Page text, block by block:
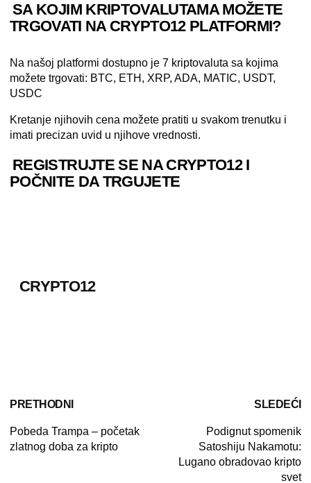
SA KOJIM KRIPTOVALUTAMA MOŽETE
TRGOVATI NA CRYPTO12 PLATFORMI?
Na našoj platformi dostupno je 7 kriptovaluta sa kojima
možete trgovati: BTC, ETH, XRP, ADA, MATIC, USDT,
USDC
Kretanje njihovih cena možete pratiti u svakom trenutku i
imati precizan uvid u njihove vrednosti.
REGISTRUJTE SE NA CRYPTO12 I
POČNITE DA TRGUJETE
CRYPTO12
PRETHODNI
Pobeda Trampa – početak
zlatnog doba za kripto
SLEDEĆI
Podignut spomenik
Satoshiju Nakamotu:
Lugano obradovao kripto
svet